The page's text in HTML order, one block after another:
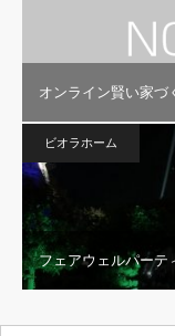
オンライン賢い家づ
ビオラホーム
フェアウェルパーテ